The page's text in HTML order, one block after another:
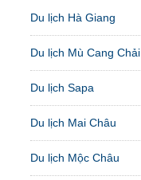
Du lịch Hà Giang
Du lịch Mù Cang Chải
Du lịch Sapa
Du lịch Mai Châu
Du lịch Mộc Châu